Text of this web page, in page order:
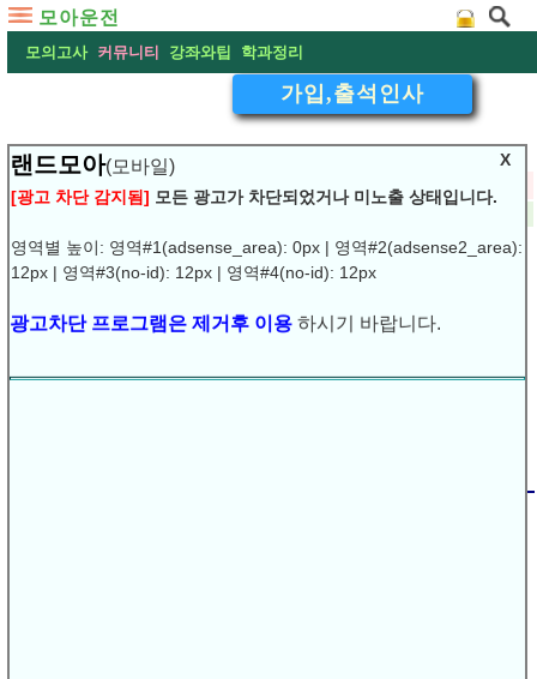
모아운전
모의고사 커뮤니티 강좌와팁 학과정리
X
랜드모아(모바일)
[광고 차단 감지됨] 모든 광고가 차단되었거나 미노출 상태입니다.
영역별 높이: 영역#1(adsense_area): 0px | 영역#2(adsense2_area):
12px | 영역#3(no-id): 12px | 영역#4(no-id): 12px
광고차단 프로그램은 제거후 이용 하시기 바랍니다.
가입,출석인사
▽출첵합니다
URL복사
▶